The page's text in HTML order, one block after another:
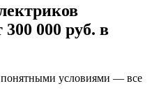
300 000 руб. в
условиями — все